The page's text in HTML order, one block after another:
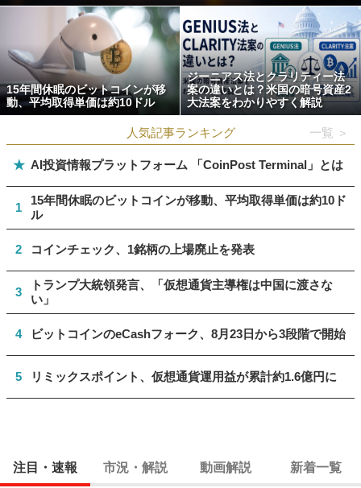
15年間休眠のビットコインが移
動、平均取得単価は約10ドル
ジーニアス法とクラリティー法
案の違いとは？米国の暗号資産2
大法案をわかりやすく解説
人気記事ランキング 一覧 ＞
★ AI投資情報プラットフォーム 「CoinPost Terminal」とは
1
15年間休眠のビットコインが移動、平均取得単価は約10ド
ル
2 コインチェック、1銘柄の上場廃止を発表
3
トランプ大統領発言、「仮想通貨主導権は中国に渡さな
い」
4 ビットコインのeCashフォーク、8月23日から3段階で開始
5 リミックスポイント、仮想通貨運用益が累計約1.6億円に
注目・速報 市況・解説 動画解説 新着一覧